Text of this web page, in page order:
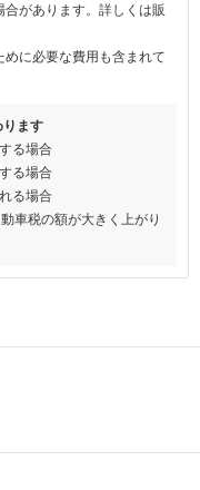
があります。詳しくは販
に必要な費用も含まれて
ります
る場合
る場合
る場合
車税の額が大きく上がり